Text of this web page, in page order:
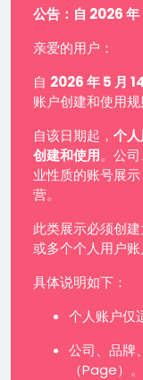
公告：自 2026 年
亲爱的用户：
自 2026 年 5 月
账户创建和使用规
自该日期起， 个
创建和使用。公
业性质的账号展
营。
此类展示必须创建
或多个个人用户账
具体说明如下：
个人账户仅
公司、品牌
（Page）。